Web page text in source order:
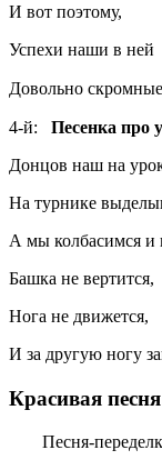
И вот поэтому,
Успехи наши в ней
Довольно
4-й: Песенка про
Донцов наш на
На турнике
А мы колбасимся и
Башка не вертится,
Нога не движется,
И за другую ногу
Красивая
Песня-